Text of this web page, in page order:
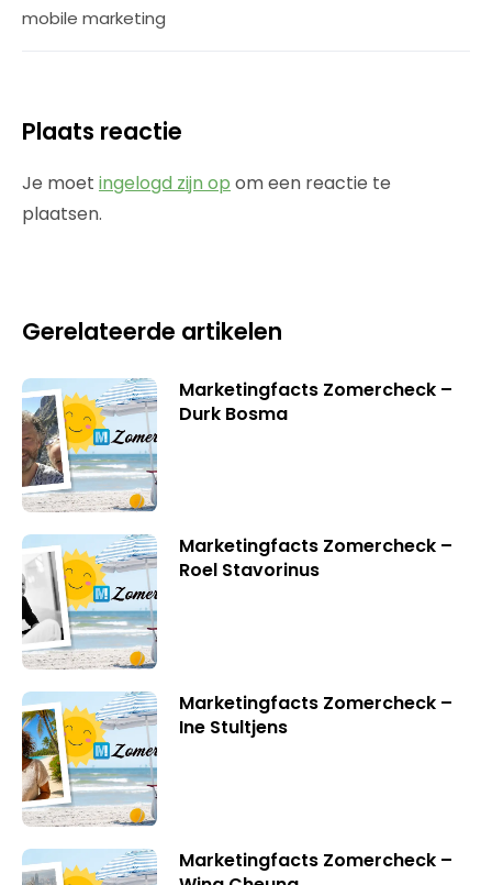
mobile marketing
Plaats reactie
Je moet ingelogd zijn op om een reactie te
plaatsen.
Gerelateerde artikelen
Marketingfacts Zomercheck –
Durk Bosma
Marketingfacts Zomercheck –
Roel Stavorinus
Marketingfacts Zomercheck –
Ine Stultjens
Marketingfacts Zomercheck –